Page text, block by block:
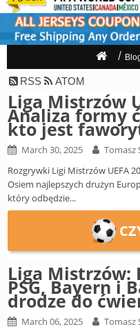
Rejestracja
się
Shipping
Payment
Koszyk
Zamówienie
A
Ligue
1
Pilkarze
Mistrzostwa
Świata
2026
Europe
UEFA
CONMEBOL
Retro
Dzieci
Damska
RSS ATOM
Liga Mistrzów
Analiza formy
kto jest
March 30, 2025
Tomasz
Rozgrywki Ligi Mistrzów UEFA
Osiem najlepszych drużyn
który odbędzie...
Liga Mistrzów:
PSG, Bayern i
drodze do
March 06, 2025
Tomasz